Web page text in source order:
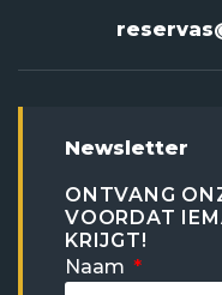
Newsletter
ONTVANG
VOORDAT
KRIJGT!
Naam